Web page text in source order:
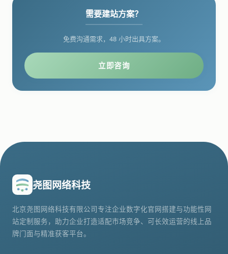
需要建站方案？
免费沟通需求，48 小时出具方案。
立即咨询
尧图网络科技
北京尧图网络科技有限公司专注企业数字化官网搭建与功能性网
站定制服务，助力企业打造适配市场竞争、可长效运营的线上品
牌门面与精准获客平台。